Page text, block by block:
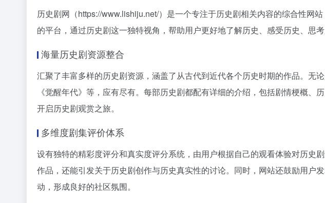
历史剧网（https://www.lishiju.net/）是一个专注于历史剧相关内容的综合性网
的平台，通过历史剧这一独特视角，帮助用户更好地了解历史、感受历史、思
海量历史剧资源整合
汇聚了丰富多样的历史剧资源，涵盖了从古代到近代各个历史时期的作品。无
《觉醒年代》等，应有尽有。每部历史剧都配有详细的介绍，包括剧情梗概
开启历史剧观赏之旅。
多维度剧集评价体系
设有独特的精彩度评分和真实度评分系统，由用户根据自己的观看体验对历史
作品，还能引发关于历史剧创作与历史真实性的讨论。同时，网站还鼓励用户
动，形成良好的社区氛围。